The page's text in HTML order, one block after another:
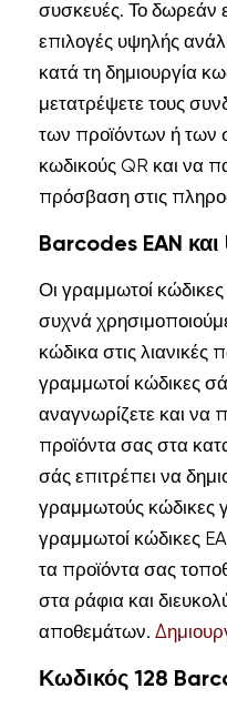
συσκευές. Το δωρεάν
επιλογές υψηλής
κατά τη δημιουργία
μετατρέψετε τους
των προϊόντων ή των
κωδικούς QR και να
πρόσβαση στις
Barcodes EAN και
Οι γραμμωτοί κώδικες
συχνά
κώδικα στις λιανικές
γραμμωτοί κώδικες
αναγνωρίζετε και να
προϊόντα σας στα
σάς επιτρέπει να
γραμμωτούς κώδικες
γραμμωτοί κώδικες
τα προϊόντα σας
στα ράφια και
αποθεμάτων.
Κωδικός 128